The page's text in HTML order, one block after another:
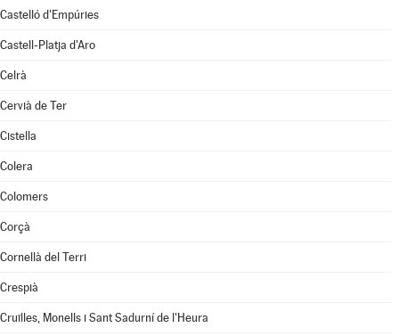
Castelló d'Empúries
Castell-Platja d'Aro
Celrà
Cervià de Ter
Cistella
Colera
Colomers
Corçà
Cornellà del Terri
Crespià
Cruïlles, Monells i Sant Sadurní de l'Heura